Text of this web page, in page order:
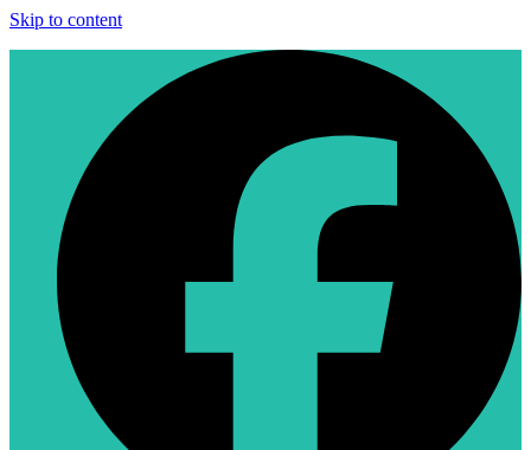
Skip to content